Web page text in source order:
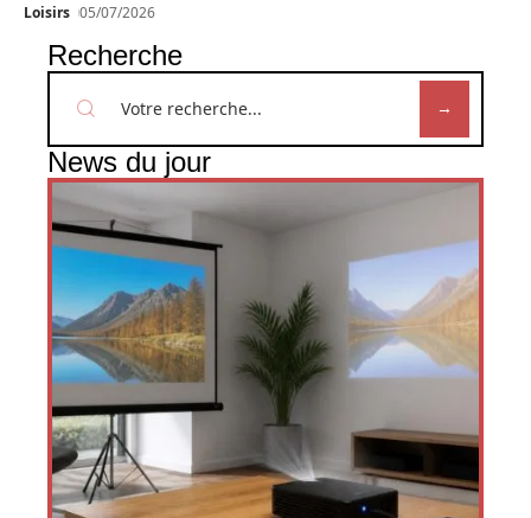
Loisirs 05/07/2026
Recherche
News du jour